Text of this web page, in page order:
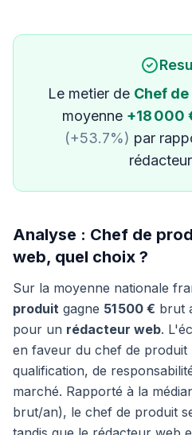
Le metier de Chef
moyenne +18 000
(+53.7%) par
Analyse : Chef de
web, quel choix ?
Sur la moyenne nationale
produit gagne 51 500 € brut
pour un rédacteur web.
en faveur du chef de produit
qualification, de
marché. Rapporté à la
brut/an), le chef de produit